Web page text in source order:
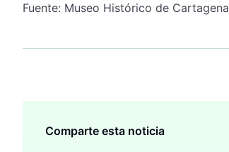
Fuente: Museo Histórico de Cartagena
Comparte esta noticia